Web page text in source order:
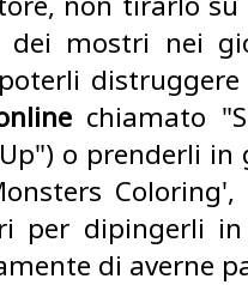
dei mostri nei
distruggere
chiamato
o prenderli in
per dipingerli
di averne